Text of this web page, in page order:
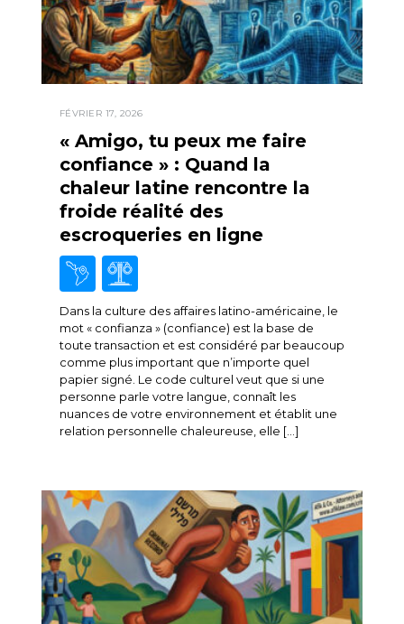
FÉVRIER 17, 2026
« Amigo, tu peux me faire
confiance » : Quand la
chaleur latine rencontre la
froide réalité des
escroqueries en ligne
Dans la culture des affaires latino-américaine, le
mot « confianza » (confiance) est la base de
toute transaction et est considéré par beaucoup
comme plus important que n’importe quel
papier signé. Le code culturel veut que si une
personne parle votre langue, connaît les
nuances de votre environnement et établit une
relation personnelle chaleureuse, elle […]